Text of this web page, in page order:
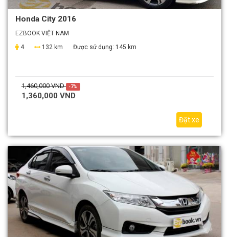
Honda City 2016
EZBOOK VIỆT NAM
4
132 km Được sử dụng: 145 km
1,460,000 VND -7%
1,360,000 VND
Đặt xe